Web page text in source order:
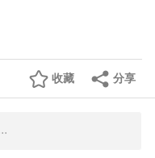
分享
收藏